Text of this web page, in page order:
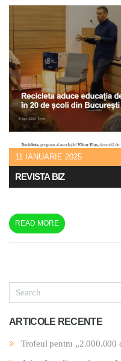
11 IANUARIE 2025
REVISTA BIZ
READ MORE
ARTICOLE RECENTE
Trofeul pentru „2.000.000